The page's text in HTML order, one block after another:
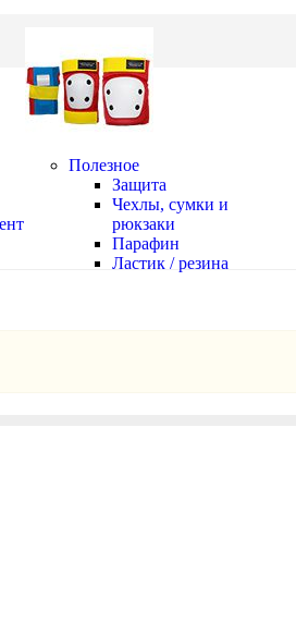
Полезное
Защита
Чехлы, сумки и
рюкзаки
Парафин
Ластик / резина